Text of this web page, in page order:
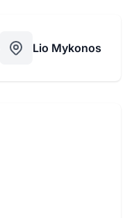
Lio Mykonos